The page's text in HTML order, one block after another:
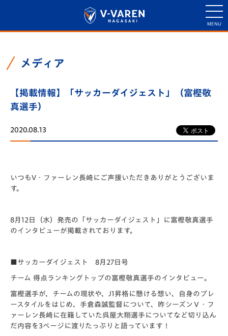
メディア
【掲載情報】「サッカーダイジェスト」（富樫敬
真選手）
2020.08.13
いつもV・ファーレン長崎にご声援いただきありがとうございま
す。
8月12日（水）発売の「サッカーダイジェスト」に富樫敬真選手
のインタビューが掲載されております。
■サッカーダイジェスト 8月27日号
チーム 得点ランキングトップの富樫敬真選手のインタビュー。
富樫選手が、チームの現状や、J1昇格に懸ける想い、自身のプレ
ースタイルをはじめ、手倉森誠監督について、昨シーズンＶ・フ
ァーレン長崎に在籍していた呉屋大翔選手についてなど切り込ん
だ内容を3ページに渡りたっぷりと語っています！